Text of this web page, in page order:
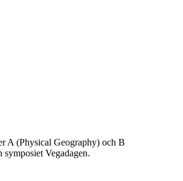
A (Physical Geography) och B
Vegadagen.